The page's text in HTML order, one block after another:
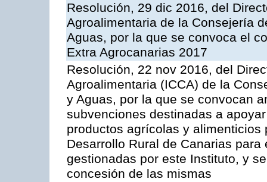
Resolución, 29 dic 2016, del
Agroalimentaria de la Consejería
Aguas, por la que se convoca el
Extra Agrocanarias 2017
Resolución, 22 nov 2016, del
Agroalimentaria (ICCA) de la
y Aguas, por la que se convocan
subvenciones destinadas a
productos agrícolas y
Desarrollo Rural de Canarias
gestionadas por este Instituto, y
concesión de las mismas